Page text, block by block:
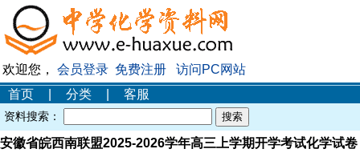
欢迎您， 会员登录 免费注册
访问PC网站
首页
分类 客服
资料搜索：
安徽省皖西南联盟2025-2026学年高三上学期开学考试化学试卷